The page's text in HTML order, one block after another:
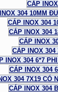
CÁP
304 10MM
CÁP INOX 304
CÁP INOX 304
CÁP INOX
CÁP INOX 304
INOX 304 6*7
CÁP INOX 304
304 7X19 CÓ
CÁP INOX 304